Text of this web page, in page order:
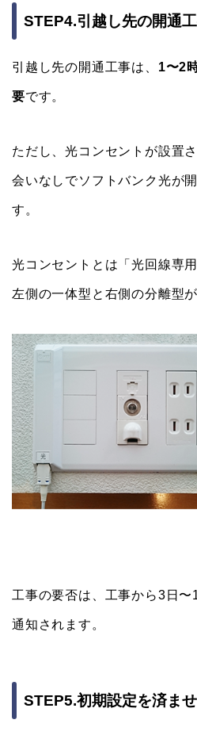
STEP4.引越し先の開通
引越し先の開通工事は、 1〜2
要です。
ただし、光コンセントが設置
会いなしでソフトバンク光が
す。
光コンセントとは「光回線専
左側の一体型と右側の分離型が
工事の要否は、工事から3日
通知されます。
STEP5.初期設定を済ま